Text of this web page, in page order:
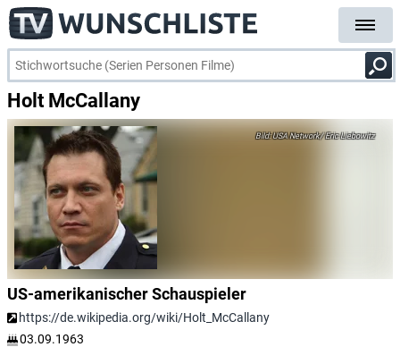
Holt McCallany
USA Network/ Eric Liebowitz
US-amerikanischer Schauspieler
https://de.wikipedia.org/wiki/Holt_McCallany
03.09.1963